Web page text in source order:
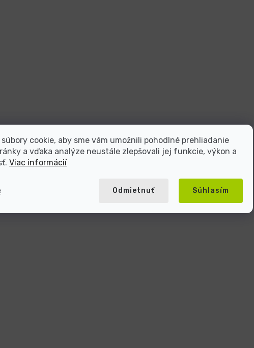
cookie, aby sme vám umožnili pohodlné prehliadanie
a vďaka analýze neustále zlepšovali jej funkcie, výkon a
Viac informácií
Odmietnuť Súhlasím